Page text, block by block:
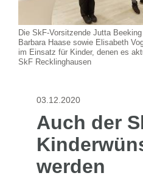
Die SkF-Vorsitzende Jutta
Barbara Haase sowie Elisabeth
im Einsatz für Kinder, denen es
SkF Recklinghausen
03.12.2020
Auch der
werden